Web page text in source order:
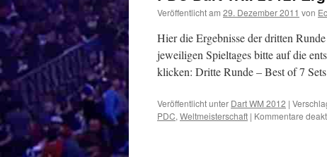
Veröffentlicht am 29. Dezember 2011 von
Hier die Ergebnisse der dritten
jeweiligen Spieltages bitte auf die
klicken: Dritte Runde – Best of 7
Veröffentlicht unter Dart WM 2012 |
PDC, Weltmeisterschaft | Kommentare